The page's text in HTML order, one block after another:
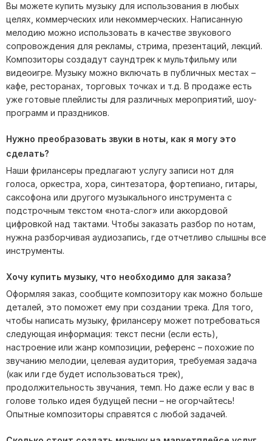
Вы можете купить музыку для использования в любых
целях, коммерческих или некоммерческих. Написанную
мелодию можно использовать в качестве звукового
сопровождения для рекламы, стрима, презентаций, лекций.
Композиторы создадут саундтрек к мультфильму или
видеоигре. Музыку можно включать в публичных местах –
кафе, ресторанах, торговых точках и т.д. В продаже есть
уже готовые плейлисты для различных мероприятий, шоу-
программ и праздников.
Нужно преобразовать звуки в ноты, как я могу это
сделать?
Наши фрилансеры предлагают услугу записи нот для
голоса, оркестра, хора, синтезатора, фортепиано, гитары,
саксофона или другого музыкального инструмента с
подстрочным текстом «нота-слог» или аккордовой
цифровкой над тактами. Чтобы заказать разбор по нотам,
нужна разборчивая аудиозапись, где отчетливо слышны все
инструменты.
Хочу купить музыку, что необходимо для заказа?
Оформляя заказ, сообщите композитору как можно больше
деталей, это поможет ему при создании трека. Для того,
чтобы написать музыку, фрилансеру может потребоваться
следующая информация: текст песни (если есть),
настроение или жанр композиции, референс – похожие по
звучанию мелодии, целевая аудитория, требуемая задача
(как или где будет использоваться трек),
продолжительность звучания, темп. Но даже если у вас в
голове только идея будущей песни – не огорчайтесь!
Опытные композиторы справятся с любой задачей.